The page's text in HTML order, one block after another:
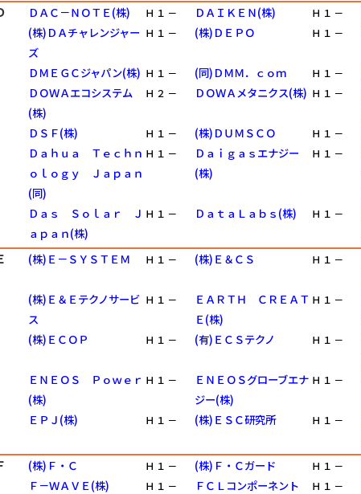
ＤＡＣ－ＮＯＴＥ(株) Ｈ １ － ＤＡＩＫＥＮ(株) Ｈ １ －
(株)ＤＡチャレンジャー
ズ
Ｈ １ － (株)ＤＥＰＯ Ｈ １ －
ＤＭＥＧＣジャパン(株) Ｈ １ － (同)ＤＭＭ．ｃｏｍ Ｈ １ －
ＤＯＷＡエコシステム
(株)
Ｈ ２ － ＤＯＷＡメタニクス(株) Ｈ １ －
ＤＳＦ(株) Ｈ １ － (株)ＤＵＭＳＣＯ Ｈ １ －
Ｄａｈｕａ Ｔｅｃｈｎ
ｏｌｏｇｙ Ｊａｐａｎ
(同)
Ｈ １ －
Ｄａｉｇａｓエナジー
(株)
Ｈ １ －
Ｄａｓ Ｓｏｌａｒ Ｊ
ａｐａｎ(株)
Ｈ １ － ＤａｔａＬａｂｓ(株) Ｈ １ －
(株)Ｅ－ＳＹＳＴＥＭ Ｈ １ － (株)Ｅ＆ＣＳ Ｈ １ －
(株)Ｅ＆Ｅテクノサービ
ス
Ｈ １ －
ＥＡＲＴＨ ＣＲＥＡＴ
Ｅ(株)
Ｈ １ －
(株)ＥＣＯＰ Ｈ １ － (有)ＥＣＳテクノ Ｈ １ －
ＥＮＥＯＳ Ｐｏｗｅｒ
(株)
Ｈ １ －
ＥＮＥＯＳグローブエナ
ジー(株)
Ｈ １ －
ＥＰＪ(株) Ｈ １ － (株)ＥＳＣ研究所 Ｈ １ －
(株)Ｆ・Ｃ Ｈ １ － (株)Ｆ・Ｃガード Ｈ １ －
Ｆ－ＷＡＶＥ(株) Ｈ １ －
ＦＣＬコンポーネント
Ｈ １ －